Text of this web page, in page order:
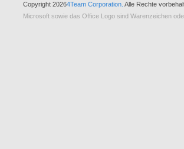
Copyright 20264Team Corporation. Alle Rechte
Microsoft sowie das Office Logo sind Warenzeichen